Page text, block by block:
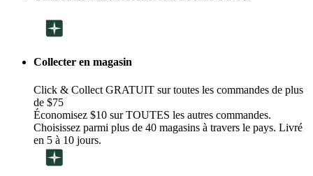
Collecter en magasin
Click & Collect GRATUIT sur toutes les commandes de plus
de $75
Économisez $10 sur TOUTES les autres commandes.
Choisissez parmi plus de 40 magasins à travers le pays. Livré
en 5 à 10 jours.